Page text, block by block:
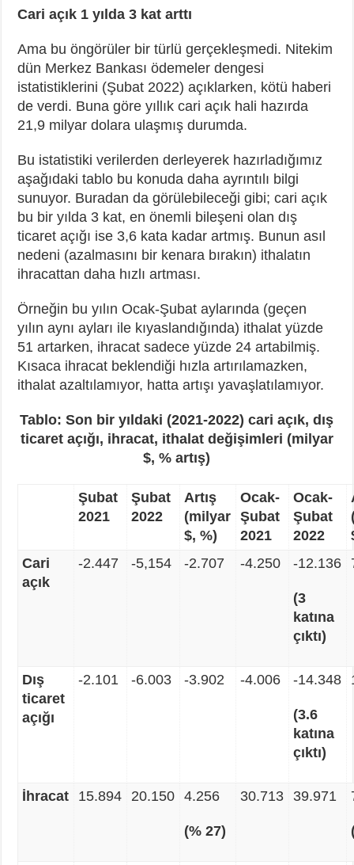
Cari açık 1 yılda 3 kat arttı
Ama bu öngörüler bir türlü gerçekleşmedi. Nitekim
dün Merkez Bankası ödemeler dengesi
istatistiklerini (Şubat 2022) açıklarken, kötü haberi
de verdi. Buna göre yıllık cari açık hali hazırda
21,9 milyar dolara ulaşmış durumda.
Bu istatistiki verilerden derleyerek hazırladığımız
aşağıdaki tablo bu konuda daha ayrıntılı bilgi
sunuyor. Buradan da görülebileceği gibi; cari açık
bu bir yılda 3 kat, en önemli bileşeni olan dış
ticaret açığı ise 3,6 kata kadar artmış. Bunun asıl
nedeni (azalmasını bir kenara bırakın) ithalatın
ihracattan daha hızlı artması.
Örneğin bu yılın Ocak-Şubat aylarında (geçen
yılın aynı ayları ile kıyaslandığında) ithalat yüzde
51 artarken, ihracat sadece yüzde 24 artabilmiş.
Kısaca ihracat beklendiği hızla artırılamazken,
ithalat azaltılamıyor, hatta artışı yavaşlatılamıyor.
Tablo: Son bir yıldaki (2021-2022) cari açık, dış
ticaret açığı, ihracat, ithalat değişimleri (milyar
$, % artış)
Şubat
2021
Şubat
2022
Artış
(milyar
$, %)
Ocak-
Şubat
2021
Ocak-
Şubat
2022
Cari
açık
-2.447 -5,154 -2.707 -4.250 -12.136
(3
katına
çıktı)
Dış
ticaret
açığı
-2.101 -6.003 -3.902 -4.006 -14.348
(3.6
katına
çıktı)
İhracat 15.894 20.150 4.256
(% 27)
30.713 39.971